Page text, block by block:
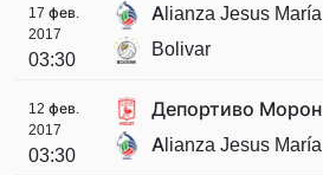
17 фев.
2017
03:30
Alianza Jesus María
Bolivar
12 фев.
2017
03:30
Депортиво Морон
Alianza Jesus María